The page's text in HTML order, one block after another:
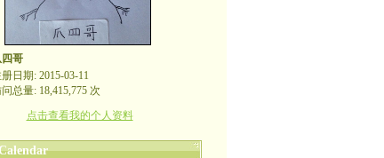
四哥
日期: 2015-03-11
总量: 18,415,775 次
点击查看我的个人资料